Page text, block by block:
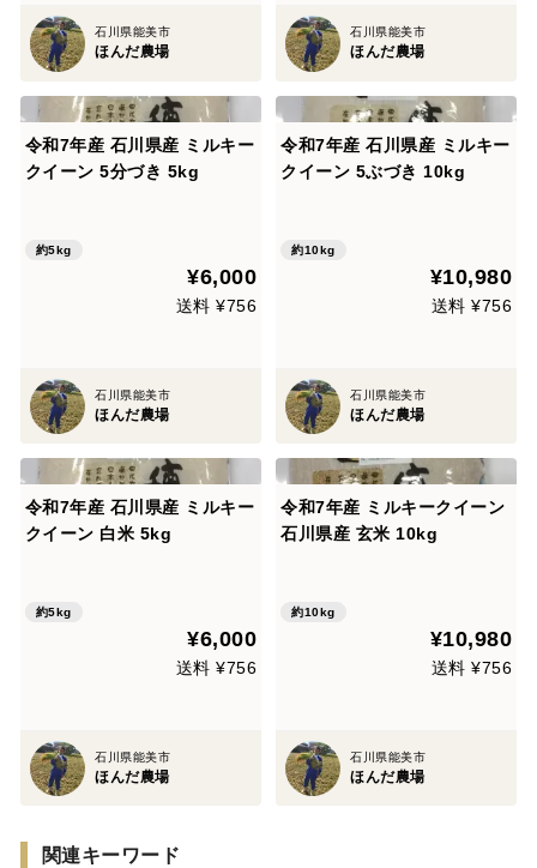
石川県能美市
ほんだ農場
石川県能美市
ほんだ農場
令和7年産 石川県産 ミルキー
クイーン 5分づき 5kg
約5kg
¥6,000
送料 ¥756
石川県能美市
ほんだ農場
令和7年産 石川県産 ミルキー
クイーン 5ぶづき 10kg
約10kg
¥10,980
送料 ¥756
石川県能美市
ほんだ農場
令和7年産 石川県産 ミルキー
クイーン 白米 5kg
約5kg
¥6,000
送料 ¥756
石川県能美市
ほんだ農場
令和7年産 ミルキークイーン
石川県産 玄米 10kg
約10kg
¥10,980
送料 ¥756
石川県能美市
ほんだ農場
関連キーワード